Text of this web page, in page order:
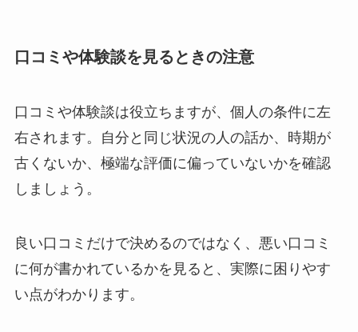
口コミや体験談を見るときの注意
口コミや体験談は役立ちますが、個人の条件に左
右されます。自分と同じ状況の人の話か、時期が
古くないか、極端な評価に偏っていないかを確認
しましょう。
良い口コミだけで決めるのではなく、悪い口コミ
に何が書かれているかを見ると、実際に困りやす
い点がわかります。